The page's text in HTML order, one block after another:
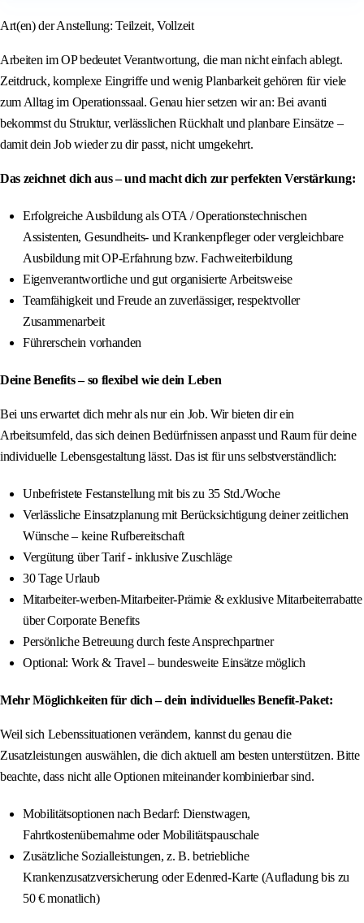
Art(en) der Anstellung: Teilzeit, Vollzeit
Arbeiten im OP bedeutet Verantwortung, die man nicht einfach ablegt.
Zeitdruck, komplexe Eingriffe und wenig Planbarkeit gehören für viele
zum Alltag im Operationssaal. Genau hier setzen wir an: Bei avanti
bekommst du Struktur, verlässlichen Rückhalt und planbare Einsätze –
damit dein Job wieder zu dir passt, nicht umgekehrt.
Das zeichnet dich aus – und macht dich zur perfekten Verstärkung:
Erfolgreiche Ausbildung als OTA / Operationstechnischen
Assistenten, Gesundheits- und Krankenpfleger oder vergleichbare
Ausbildung mit OP-Erfahrung bzw. Fachweiterbildung
Eigenverantwortliche und gut organisierte Arbeitsweise
Teamfähigkeit und Freude an zuverlässiger, respektvoller
Zusammenarbeit
Führerschein vorhanden
Deine Benefits – so flexibel wie dein Leben
Bei uns erwartet dich mehr als nur ein Job. Wir bieten dir ein
Arbeitsumfeld, das sich deinen Bedürfnissen anpasst und Raum für deine
individuelle Lebensgestaltung lässt. Das ist für uns selbstverständlich:
Unbefristete Festanstellung mit bis zu 35 Std./Woche
Verlässliche Einsatzplanung mit Berücksichtigung deiner zeitlichen
Wünsche – keine Rufbereitschaft
Vergütung über Tarif - inklusive Zuschläge
30 Tage Urlaub
Mitarbeiter-werben-Mitarbeiter-Prämie & exklusive Mitarbeiterrabatte
über Corporate Benefits
Persönliche Betreuung durch feste Ansprechpartner
Optional: Work & Travel – bundesweite Einsätze möglich
Mehr Möglichkeiten für dich – dein individuelles Benefit-Paket:
Weil sich Lebenssituationen verändern, kannst du genau die
Zusatzleistungen auswählen, die dich aktuell am besten unterstützen. Bitte
beachte, dass nicht alle Optionen miteinander kombinierbar sind.
Mobilitätsoptionen nach Bedarf: Dienstwagen,
Fahrtkostenübernahme oder Mobilitätspauschale
Zusätzliche Sozialleistungen, z. B. betriebliche
Krankenzusatzversicherung oder Edenred-Karte (Aufladung bis zu
50 € monatlich)